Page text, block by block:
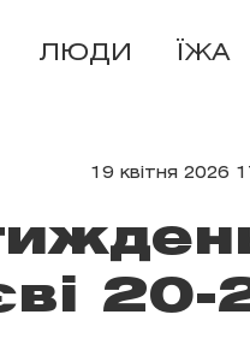
ЛЮДИ ЇЖА
19 квітня 2026
20-